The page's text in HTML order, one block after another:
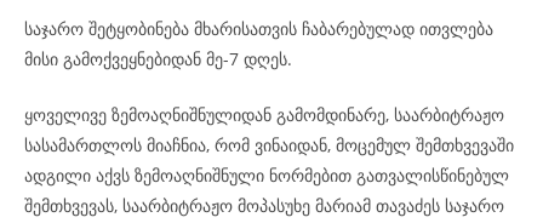
საჯარო შეტყობინება მხარისათვის ჩაბარებულად ითვლება
მისი გამოქვეყნებიდან მე-7 დღეს.
ყოველივე ზემოაღნიშნულიდან გამომდინარე, საარბიტრაჟო
სასამართლოს მიაჩნია, რომ ვინაიდან, მოცემულ შემთხვევაში
ადგილი აქვს ზემოაღნიშნული ნორმებით გათვალისწინებულ
შემთხვევას, საარბიტრაჟო მოპასუხე მარიამ თავაძეს საჯარო